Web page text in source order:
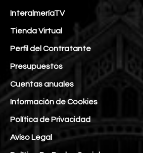
InteralmeríaTV
Tienda Virtual
Perfil del Contratante
Presupuestos
Cuentas anuales
Información de Cookies
Política de Privacidad
Aviso Legal